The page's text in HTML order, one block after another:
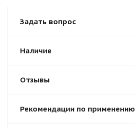
Задать вопрос
Наличие
Отзывы
Рекомендации по применению